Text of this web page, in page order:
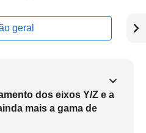
geral
dos eixos Y/Z e a
mais a gama de